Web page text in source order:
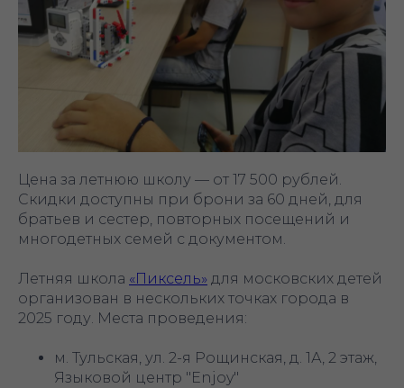
Цена за летнюю школу — от 17 500 рублей.
Скидки доступны при брони за 60 дней, для
братьев и сестер, повторных посещений и
многодетных семей с документом.
Летняя школа «Пиксель» для московских детей
организован в нескольких точках города в
2025 году. Места проведения:
м. Тульская, ул. 2-я Рощинская, д. 1А, 2 этаж,
Языковой центр "Enjoy"